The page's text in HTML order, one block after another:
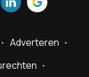
Adverteren